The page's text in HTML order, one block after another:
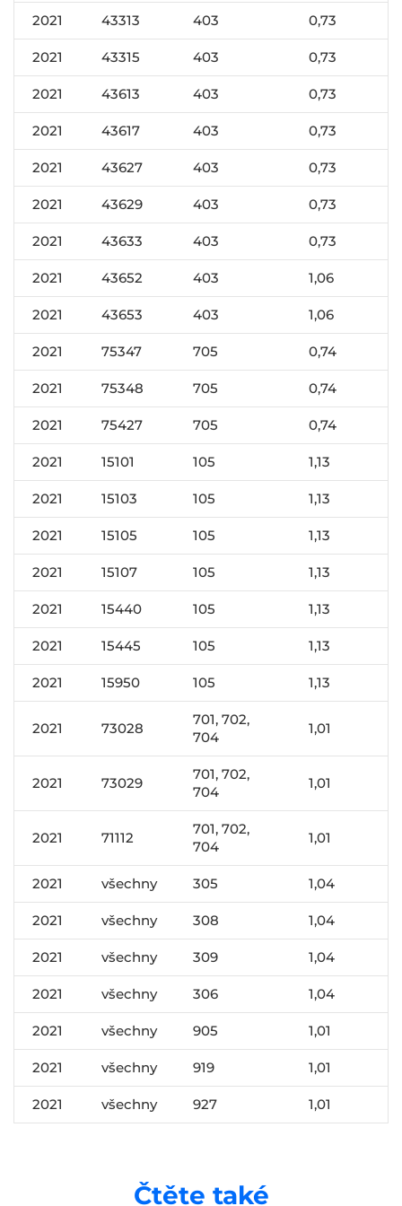
2021 43313 403 0,73
2021 43315 403 0,73
2021 43613 403 0,73
2021 43617 403 0,73
2021 43627 403 0,73
2021 43629 403 0,73
2021 43633 403 0,73
2021 43652 403 1,06
2021 43653 403 1,06
2021 75347 705 0,74
2021 75348 705 0,74
2021 75427 705 0,74
2021 15101 105 1,13
2021 15103 105 1,13
2021 15105 105 1,13
2021 15107 105 1,13
2021 15440 105 1,13
2021 15445 105 1,13
2021 15950 105 1,13
2021 73028
701, 702,
704
1,01
2021 73029
701, 702,
704
1,01
2021 71112
701, 702,
704
1,01
2021 všechny 305 1,04
2021 všechny 308 1,04
2021 všechny 309 1,04
2021 všechny 306 1,04
2021 všechny 905 1,01
2021 všechny 919 1,01
2021 všechny 927 1,01
Čtěte také